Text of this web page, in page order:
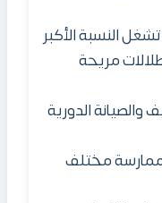
تشغل النسبة الأكبر
مريحة
الدورية
مختلف